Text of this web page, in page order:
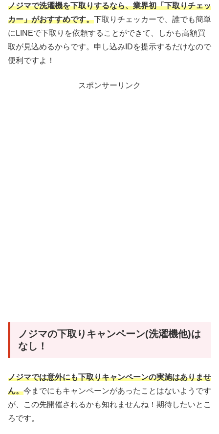
ノジマで洗濯機を下取りするなら、業界初「下取りチェッ
カー」がおすすめです。下取りチェッカーで、誰でも簡単
にLINEで下取りを依頼することができて、しかも高額買
取が見込めるからです。申し込みIDを提示するだけなので
便利ですよ！
スポンサーリンク
ノジマの下取りキャンペーン(洗濯機他)は
なし！
ノジマでは意外にも下取りキャンペーンの実施はありませ
ん。今までにもキャンペーンがあったことはないようです
が、この先開催されるかも知れませんね！期待したいとこ
ろです。